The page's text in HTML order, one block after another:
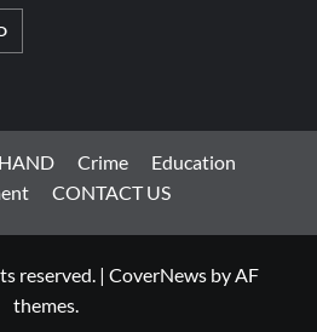
Crime
Education
CONTACT US
reserved. | CoverNews by AF
themes.